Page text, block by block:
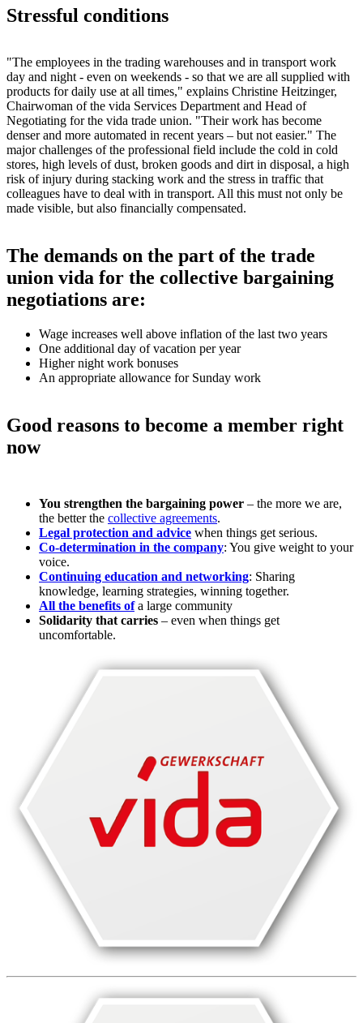
Stressful conditions
"The employees in the trading warehouses and in transport work
day and night - even on weekends - so that we are all supplied with
products for daily use at all times," explains Christine Heitzinger,
Chairwoman of the vida Services Department and Head of
Negotiating for the vida trade union. "Their work has become
denser and more automated in recent years – but not easier." The
major challenges of the professional field include the cold in cold
stores, high levels of dust, broken goods and dirt in disposal, a high
risk of injury during stacking work and the stress in traffic that
colleagues have to deal with in transport. All this must not only be
made visible, but also financially compensated.
The demands on the part of the trade
union vida for the collective bargaining
negotiations are:
Wage increases well above inflation of the last two years
One additional day of vacation per year
Higher night work bonuses
An appropriate allowance for Sunday work
Good reasons to become a member right
now
You strengthen the bargaining power – the more we are,
the better the collective agreements.
Legal protection and advice when things get serious.
Co-determination in the company: You give weight to your
voice.
Continuing education and networking: Sharing
knowledge, learning strategies, winning together.
All the benefits ofa large community
Solidarity that carries – even when things get
uncomfortable.